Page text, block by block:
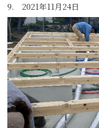
9. 2021年11月24日